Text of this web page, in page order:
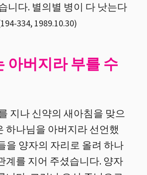
니다. 별의별 병이 다 낫는다
194-334, 1989.10.30)
버지라 부를 수
지나 신약의 새아침을 맞으
하나님을 아버지라 선언했
을 양자의 자리로 올려 하나
계를 지어 주셨습니다. 양자